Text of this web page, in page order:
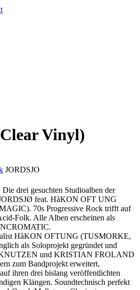
Vinyl)
JORDSJO
drei gesuchten Studioalben der
feat. HåKON OFT UNG
70s Progressive Rock trifft auf
Folk. Alle Alben erscheinen als
HåKON OFTUNG (TUSMORKE,
als Soloprojekt gegründet und
und KRISTIAN FROLAND
zum Bandprojekt erweitert,
ihren drei bislang veröffentlichten
Klängen. Soundtechnisch perfekt